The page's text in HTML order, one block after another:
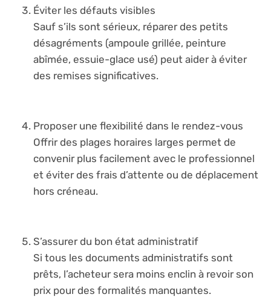
Éviter les défauts visibles
Sauf s’ils sont sérieux, réparer des petits
désagréments (ampoule grillée, peinture
abîmée, essuie-glace usé) peut aider à éviter
des remises significatives.
Proposer une flexibilité dans le rendez-vous
Offrir des plages horaires larges permet de
convenir plus facilement avec le professionnel
et éviter des frais d’attente ou de déplacement
hors créneau.
S’assurer du bon état administratif
Si tous les documents administratifs sont
prêts, l’acheteur sera moins enclin à revoir son
prix pour des formalités manquantes.